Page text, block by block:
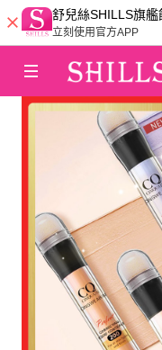
舒兒絲SHILLS旗艦
立刻使用官方APP